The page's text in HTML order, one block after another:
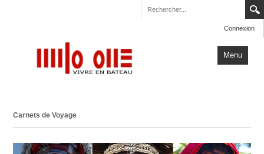
Connexion
Menu
Carnets de Voyage
Carnets de Voyage